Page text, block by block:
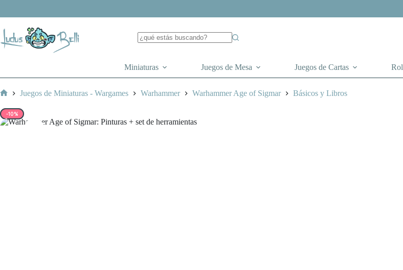
Miniaturas Juegos de Mesa Juegos de Cartas Rol
Juegos de Miniaturas - Wargames Warhammer Warhammer Age of Sigmar Básicos y Libros
-10%